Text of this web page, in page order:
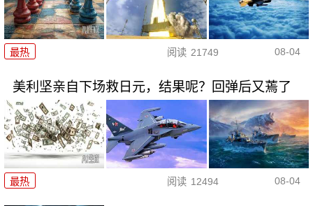
最热 阅读 21749 08-04
美利坚亲自下场救日元，结果呢？回弹后又蔫了
最热 阅读 12494 08-04